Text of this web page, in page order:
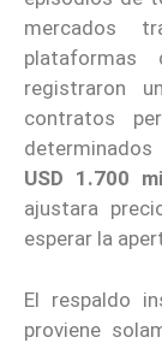
mercados
plataformas
registraron
contratos
USD 1.700
ajustara
esperar la
El respaldo
proviene